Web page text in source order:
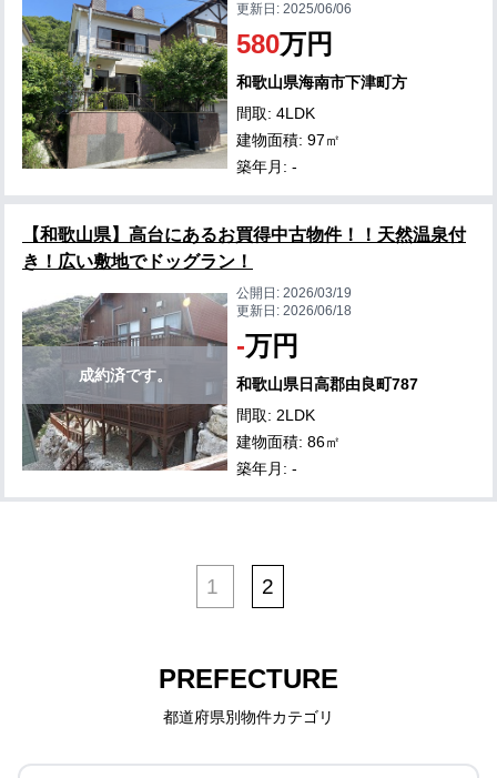
更新日:2025/06/06
580万円
和歌山県海南市下津町方
間取: 4LDK
建物面積: 97㎡
築年月: -
【和歌山県】高台にあるお買得中古物件！！天然温泉付
き！広い敷地でドッグラン！
成約済です。
公開日:2026/03/19
更新日:2026/06/18
-万円
和歌山県日高郡由良町787
間取: 2LDK
建物面積: 86㎡
築年月: -
1 2
PREFECTURE
都道府県別物件カテゴリ